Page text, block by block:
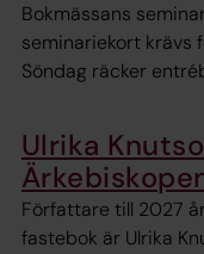
Bokmässans
seminariekort krävs
Söndag räcker
Ulrika
Författare till 2027
fastebok är Ulrika